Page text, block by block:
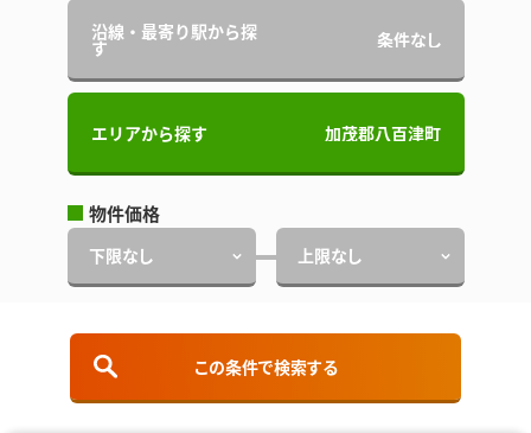
沿線・最寄り駅から探
す 条件なし
エリアから探す 加茂郡八百津町
物件価格
下限なし 上限なし
下限なし 上限なし
この条件で検索する